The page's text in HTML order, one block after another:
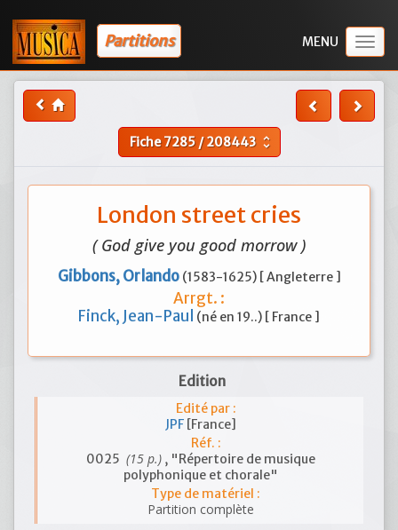
Partitions
Fiche7285/208443 unfold_more
London street cries
( God give you good morrow )
Gibbons, Orlando (1583-1625) [ Angleterre ]
Arrgt. :
Finck, Jean-Paul (né en 19..) [ France ]
Edition
Edité par :
JPF [France]
Réf. :
0025 (15 p.), "Répertoire de musique
polyphonique et chorale"
Type de matériel :
Partition complète